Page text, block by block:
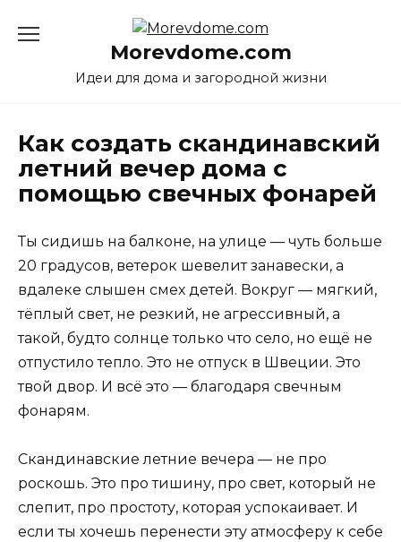
Morevdome.com
Идеи для дома и загородной жизни
Как создать скандинавский
летний вечер дома с
помощью свечных фонарей
Ты сидишь на балконе, на улице — чуть больше
20 градусов, ветерок шевелит занавески, а
вдалеке слышен смех детей. Вокруг — мягкий,
тёплый свет, не резкий, не агрессивный, а
такой, будто солнце только что село, но ещё не
отпустило тепло. Это не отпуск в Швеции. Это
твой двор. И всё это — благодаря свечным
фонарям.
Скандинавские летние вечера — не про
роскошь. Это про тишину, про свет, который не
слепит, про простоту, которая успокаивает. И
если ты хочешь перенести эту атмосферу к себе